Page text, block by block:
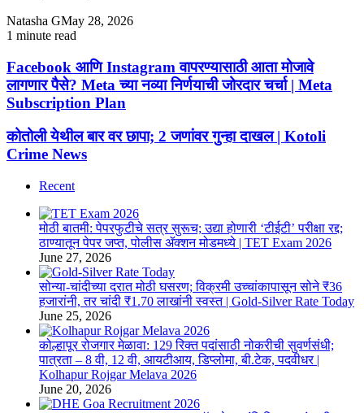
Natasha GMay 28, 2026
1 minute read
Facebook
आणि
Instagram
वापरण्यासाठी
मोजावे
लागणार
Meta
नव्या
निर्णयाची
जोरदार
Subscription
Facebook आणि Instagram वापरण्यासाठी आता मोजावे
लागणार पैसे? Meta च्या नव्या निर्णयाची जोरदार चर्चा | Meta
Subscription Plan
कोतोली
येथील
बार
छापा;
कोतोली येथील बार वर छापा; 2 जणांवर गुन्हा दाखल | Kotoli
Crime News
Recent
मोठी बातमी: पेपरफुटीचे सत्र सुरूच; उद्या होणारी ‘टीईटी’ परीक्षा रद्द;
ठाण्यातून पेपर जप्त, पोलीस ॲक्शन मोडमध्ये | TET Exam 2026
June 27, 2026
सोन्या-चांदीच्या दरात मोठी घसरण; विक्रमी उच्चांकापासून सोने ₹36
हजारांनी, तर चांदी ₹1.70 लाखांनी स्वस्त | Gold-Silver Rate Today
June 25, 2026
कोल्हापूर रोजगार मेळावा: 129 रिक्त पदांसाठी नोकरीची सुवर्णसंधी;
पात्रता – 8 वी, 12 वी, आयटीआय, डिप्लोमा, बी.टेक, पदवीधर |
Kolhapur Rojgar Melava 2026
June 20, 2026